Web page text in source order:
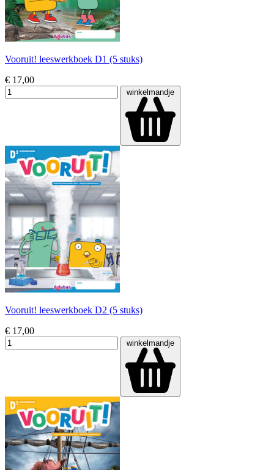
Vooruit! leeswerkboek D1 (5 stuks)
€ 17,00
winkelmandje
Vooruit! leeswerkboek D2 (5 stuks)
€ 17,00
winkelmandje